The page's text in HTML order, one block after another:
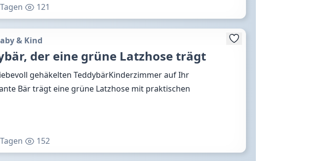
121
& Kind
der eine grüne Latzhose trägt
gehäkelten TeddybärKinderzimmer auf Ihr
Bär trägt eine grüne Latzhose mit praktischen
152